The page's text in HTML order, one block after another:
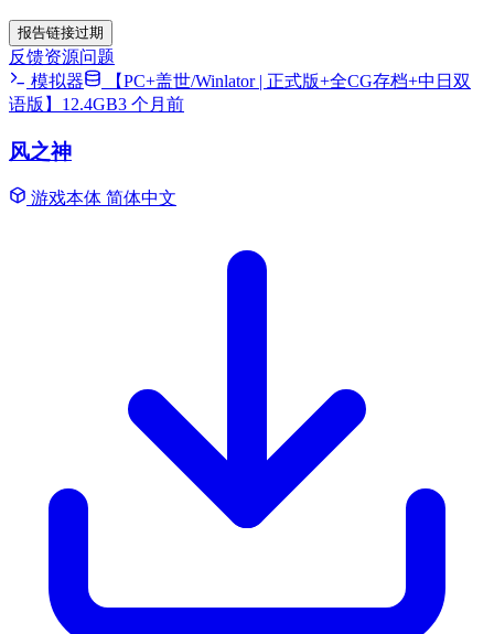
报告链接过期
反馈资源问题
模拟器
【PC+盖世/Winlator | 正式版+全CG存档+中日双
语版】12.4GB3 个月前
风之神
游戏本体 简体中文